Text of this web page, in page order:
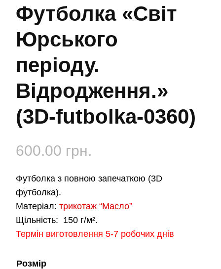
Футболка «Світ
Юрського
періоду.
Відродження.»
(3D-futbolka-0360)
600.00 грн.
Футболка з повною запечаткою (3D
футболка).
Матеріал: трикотаж “Масло”
Щільність: 150 г/м².
Термін виготовлення 5-7 робочих днів
Розмір